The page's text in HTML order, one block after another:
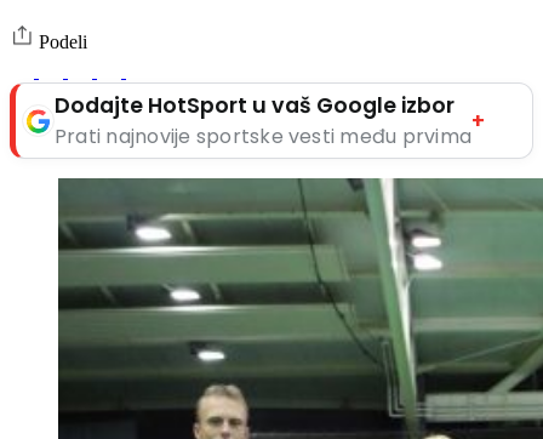
Podeli
Dodajte HotSport u vaš Google izbor
Prati najnovije sportske vesti među prvima
+